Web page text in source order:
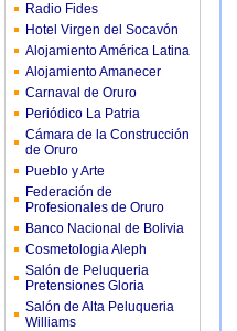
Radio Fides
Hotel Virgen del Socavón
Alojamiento América Latina
Alojamiento Amanecer
Carnaval de Oruro
Periódico La Patria
Cámara de la Construcción
de Oruro
Pueblo y Arte
Federación de
Profesionales de Oruro
Banco Nacional de Bolivia
Cosmetologia Aleph
Salón de Peluqueria
Pretensiones Gloria
Salón de Alta Peluqueria
Williams